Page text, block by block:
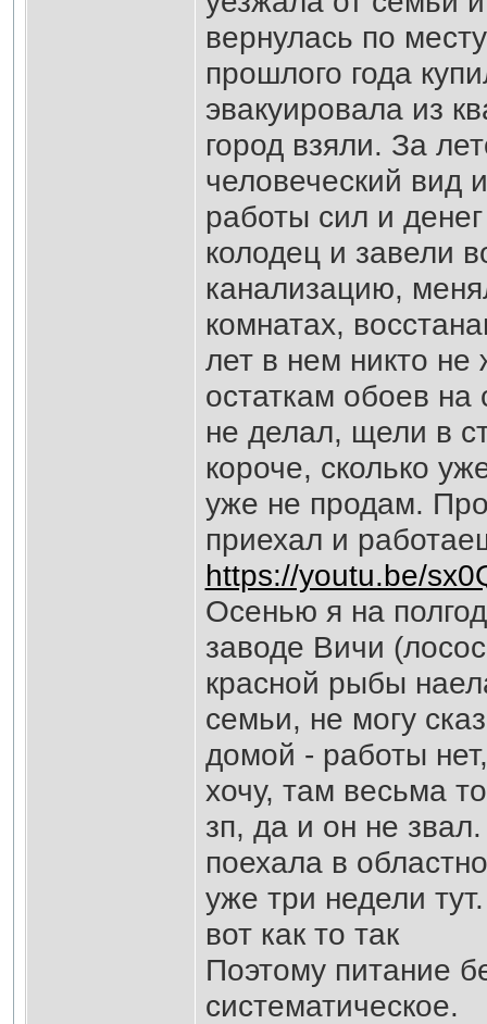
вернулась по
прошлого года
эвакуировала из
город взяли. За
человеческий вид
работы сил и
колодец и завели
канализацию,
комнатах,
лет в нем никто не
остаткам обоев на
не делал, щели в
короче, сколько
уже не продам.
приехал и
https://youtu.be/
Осенью я на
заводе Вичи
красной рыбы
семьи, не могу
домой - работы
хочу, там весьма
зп, да и он не
поехала в
уже три недели
вот как то так
Поэтому питание
систематическое.